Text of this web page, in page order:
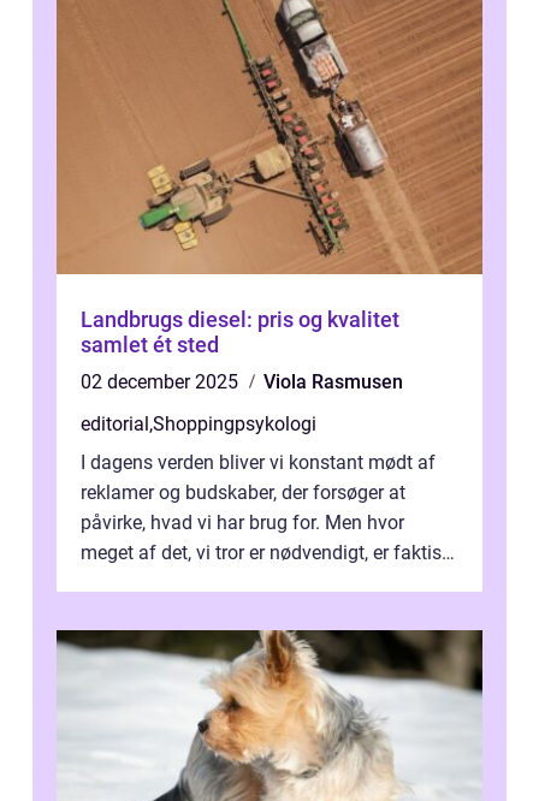
Landbrugs diesel: pris og kvalitet
samlet ét sted
02 december 2025
Viola Rasmusen
editorial,Shoppingpsykologi
I dagens verden bliver vi konstant mødt af
reklamer og budskaber, der forsøger at
påvirke, hvad vi har brug for. Men hvor
meget af det, vi tror er nødvendigt, er faktisk